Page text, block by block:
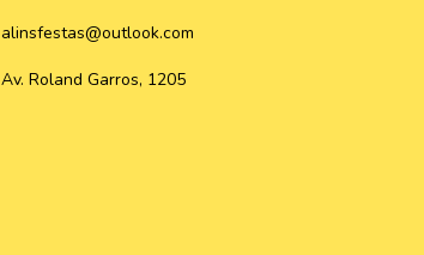
alinsfestas@outlook.com
Av. Roland Garros, 1205